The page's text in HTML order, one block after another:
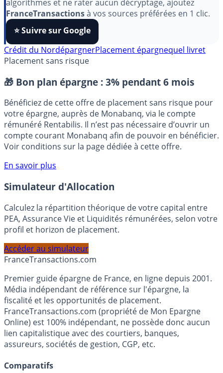
Pour soutenir le travail de notre équipe face aux
algorithmes et ne rater aucun décryptage, ajoutez
FranceTransactionsà vos sources préférées en 1 clic.
⭐️ Suivre sur Google
Crédit du Nordépargner
Placement sans risque
🎁 Bon plan épargne : 3% pendant 6 mois
Bénéficiez de cette offre de placement sans risque pour
votre épargne, auprès de Monabanq, via le compte
rémunéré Rentabilis. Il n’est pas nécessaire d’ouvrir un
compte courant Monabanq afin de pouvoir en bénéficier.
Voir conditions sur la page dédiée à cette offre.
En savoir plus
Simulateur d'Allocation
Calculez la répartition théorique de votre capital entre
PEA, Assurance Vie et Liquidités rémunérées, selon votre
profil et horizon de placement.
Accéder au simulateur
FranceTransactions.com
Premier guide épargne de France, en ligne depuis 2001.
Média indépendant de référence sur l'épargne, la
fiscalité et les opportunités de placement.
FranceTransactions.com (propriété de Mon Epargne
Online) est 100% indépendant, ne possède donc aucun
lien capitalistique avec des courtiers, banques,